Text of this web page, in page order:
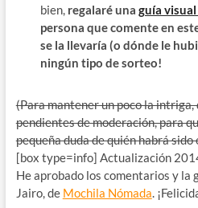
bien,regalaré una guía
persona que comente en
se la llevaría (o dónde le
ningún tipo de sorteo!
(Para mantener un poco la
pendientes de moderación, para
pequeña duda de quién habrá sido
[box type=info] Actualización
He aprobado los comentarios y la
Jairo, de Mochila Nómada.